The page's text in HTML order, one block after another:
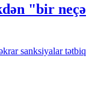
"bir neçə